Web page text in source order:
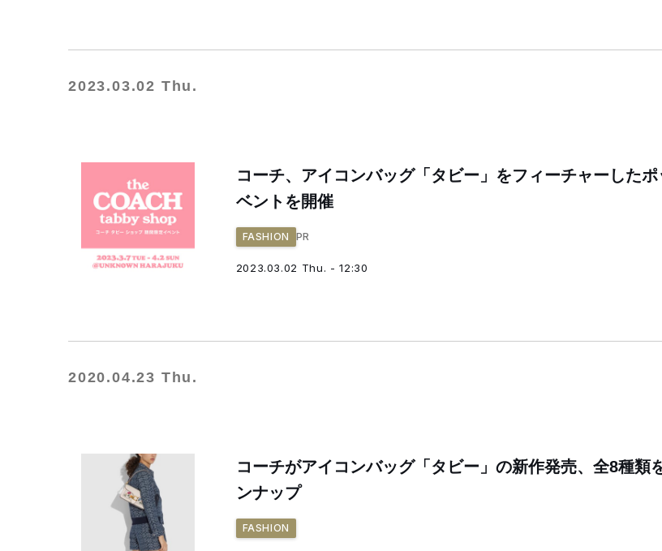
2023.03.02 Thu.
コーチ、アイコンバッグ「タビー」をフィーチャーしたポ
ベントを開催
FASHION PR
2023.03.02 Thu. - 12:30
2020.04.23 Thu.
コーチがアイコンバッグ「タビー」の新作発売、全8種類
ンナップ
FASHION